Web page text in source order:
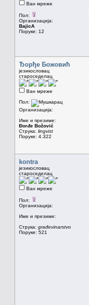
Ван мреже
Пол:
Организација:
BajicA
Поруке: 12
Ђорђе Божовић
језикословац
староседелац
Ван мреже
Пол:
Организација:
Име и презиме:
Đorđe Božović
Струка: lingvist
Поруке: 4.322
kontra
језикословац
староседелац
Ван мреже
Пол:
Организација:
Име и презиме:
Струка: građevinarstvo
Поруке: 521